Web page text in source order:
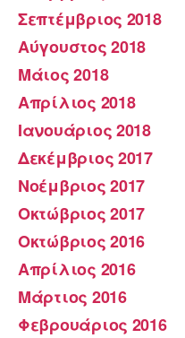
Σεπτέμβριος 2018
Αύγουστος 2018
Μάιος 2018
Απρίλιος 2018
Ιανουάριος 2018
Δεκέμβριος 2017
Νοέμβριος 2017
Οκτώβριος 2017
Οκτώβριος 2016
Απρίλιος 2016
Μάρτιος 2016
Φεβρουάριος 2016